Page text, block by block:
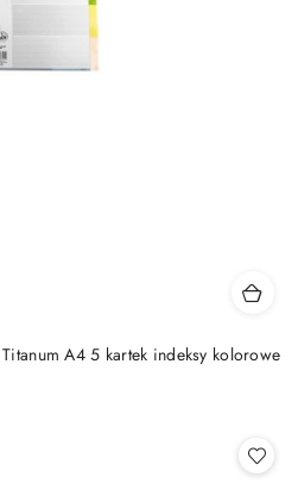
A4 5 kartek indeksy kolorowe